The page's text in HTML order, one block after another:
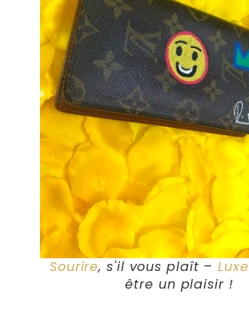
Sourire, s'il vous plaît –Luxe
être un plaisir !